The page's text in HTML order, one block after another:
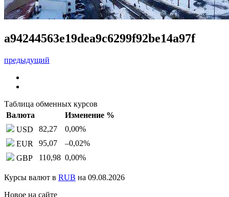
a94244563e19dea9c6299f92be14a97f
предыдущий
Таблица обменных курсов
Валюта
Изменение %
USD
82,27 0,00%
EUR
95,07 –0,02%
GBP
110,98 0,00%
Курсы валют в RUB на 09.08.2026
Новое на сайте